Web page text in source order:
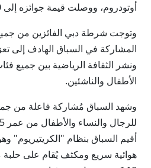
أوتودروم، ووصلت قيمة جوائزه إلى 90 ألف درهم.
وتوجت شرطة دبي الفائزين من
المشاركة في السباق الهادف إلى
ونشر الثقافة الرياضية بين جميع
الأطفال والناشئين.
وشهد السباق مُشاركة فاعلة من
أقيم السباق بنظام "الكريتيريوم"
هوائية سريع ومكثف يُقام على حلبة